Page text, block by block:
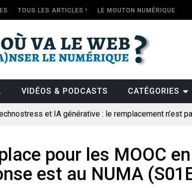
TOUS LES ARTICLES ! LE MOUTON NUMÉRIQUE
VIDÉOS & PODCASTS CATÉGORIES
et IA générative : le remplacement n’est
Le consultant : une lecture sociologique
II : objectif nul
Mistral veut moraliser le pillage
pour les MOOC
est au NUMA